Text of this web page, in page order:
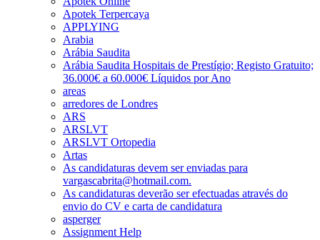
Apotek Terpercaya
APPLYING
Arabia
Arábia Saudita
Arábia Saudita Hospitais de Prestígio; Registo Gratuito;
36.000€ a 60.000€ Líquidos por Ano
areas
arredores de Londres
ARS
ARSLVT
ARSLVT Ortopedia
Artas
As candidaturas devem ser enviadas para
vargascabrita@hotmail.com.
As candidaturas deverão ser efectuadas através do
envio do CV e carta de candidatura
asperger
Assignment Help